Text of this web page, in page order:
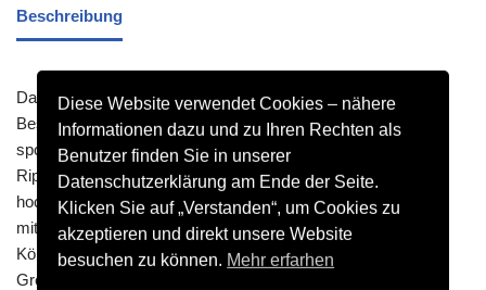
Beschreibung
Das Sweat CLASSICO eignet sich für jede Herausforderung.
Bestehend aus funktionellem Polyester sitzt es dank seines
sportlichen Schnitts optimal am Körper. Der Rundhals-
Rippkragen verleiht einen klassischen Look – typisch für ein
hochwertiges Sweat beim Sport. Hals- und Ärmelabschlüsse
mit elastischer Binding garantieren den passenden Sitz am
Körper. Das Sweatshirt ist in 10 verschiedenen Farben in den
Größen 116 – 164 für Kinder und S – XXL für Erwachsene
Diese Website verwendet Cookies – nähere
Informationen dazu und zu Ihren Rechten als
Benutzer finden Sie in unserer
Datenschutzerklärung am Ende der Seite.
Klicken Sie auf „Verstanden“, um Cookies zu
akzeptieren und direkt unsere Website
besuchen zu können. Mehr erfarhen